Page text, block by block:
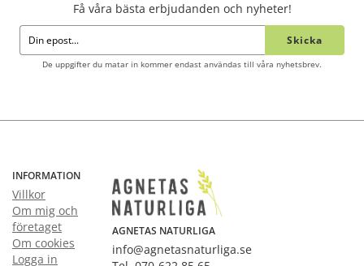
Få våra bästa erbjudanden och nyheter!
Skicka
De uppgifter du matar in kommer endast användas till våra nyhetsbrev.
INFORMATION
Villkor
Om mig och
företaget
Om cookies
Logga in
AGNETAS NATURLIGA
info@agnetasnaturliga.se